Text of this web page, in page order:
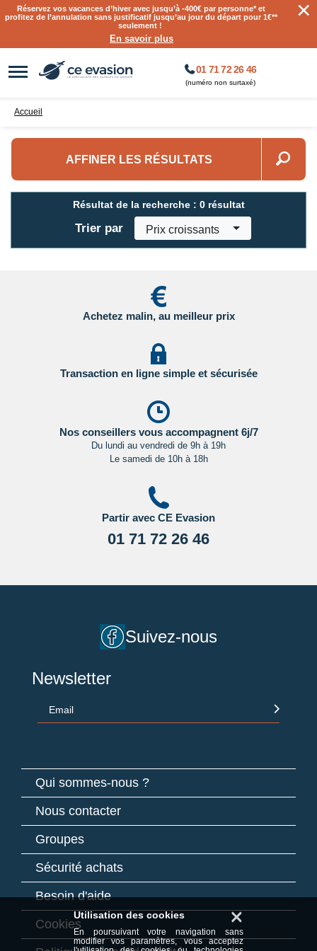
Réservez vos vacances d’hiver avec jusqu’à-400€ par personne* et
profitez de l’annulation sans justificatif jusqu’au jour du départ pour 1€**
seulement !
En savoir plus
×
01 71 72 26 46
(numéro non surtaxé)
Accueil
AFFINER LES RÉSULTATS
Résultat de la recherche : 0 résultat
Trier par Prix croissants
Achetez malin, au meilleur prix
Transaction en ligne simple et sécurisée
Nos conseillers vous accompagnent 6j/7
Du lundi au vendredi de 9h à 19h
Le samedi de 10h à 18h
Partir avec CE Evasion
01 71 72 26 46
Suivez-nous
Newsletter
Email
Qui sommes-nous ?
Nous contacter
Groupes
Sécurité achats
Besoin d'aide
Cookies
×
Utilisation des cookies
En poursuivant votre navigation sans
modifier vos paramètres, vous acceptez